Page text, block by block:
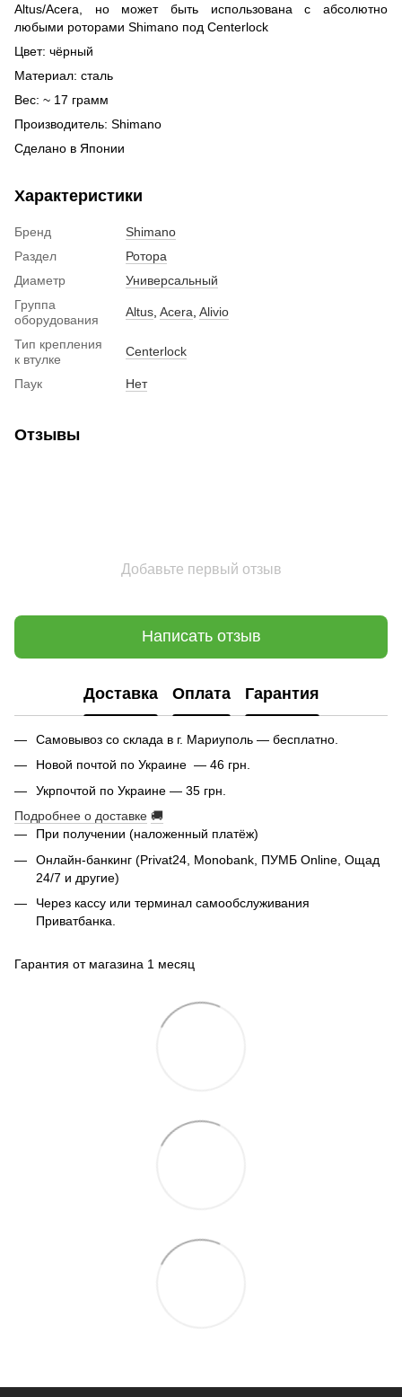
Altus/Acera, но может быть использована с абсолютно
любыми роторами Shimano под Centerlock
Цвет: чёрный
Материал: сталь
Вес: ~ 17 грамм
Производитель: Shimano
Сделано в Японии
Характеристики
Бренд
Shimano
Раздел
Ротора
Диаметр
Универсальный
Группа
оборудования
Altus Acera Alivio
Тип крепления
к втулке
Centerlock
Паук Нет
Отзывы
Добавьте первый отзыв
Написать отзыв
Доставка Оплата Гарантия
Самовывоз со склада в г. Мариуполь — бесплатно.
Новой почтой по Украине — 46 грн.
Укрпочтой по Украине — 35 грн.
Подробнее о доставке 🚚
При получении (наложенный платёж)
Онлайн-банкинг (Privat24, Monobank, ПУМБ Online, Ощад
24/7 и другие)
Через кассу или терминал самообслуживания
Приватбанка.
Гарантия от магазина 1 месяц